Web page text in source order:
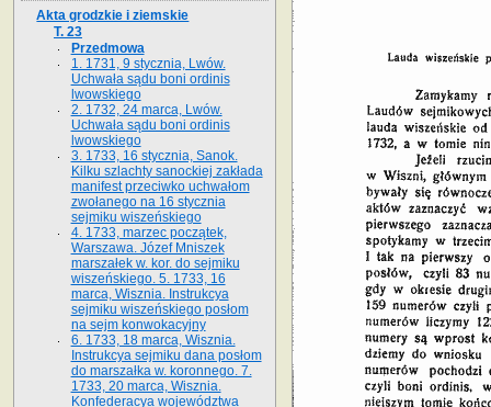
Akta grodzkie i ziemskie
T. 23
Przedmowa
1. 1731, 9 stycznia, Lwów.
Uchwała sądu boni ordinis
lwowskiego
2. 1732, 24 marca, Lwów.
Uchwała sądu boni ordinis
lwowskiego
3. 1733, 16 stycznia, Sanok.
Kilku szlachty sanockiej zakłada
manifest przeciwko uchwałom
zwołanego na 16 stycz­nia
sejmiku wiszeńskiego
4. 1733, marzec początek,
Warszawa. Józef Mniszek
marszałek w. kor. do sejmiku
wiszeńskiego. 5. 1733, 16
marca, Wisznia. Instrukcya
sejmiku wiszeńskiego posłom
na sejm konwokacyjny
6. 1733, 18 marca, Wisznia.
Instrukcya sejmiku dana posłom
do marszałka w. koronnego. 7.
1733, 20 marca, Wisznia.
Konfederacya województwa